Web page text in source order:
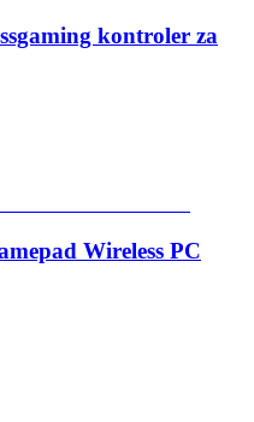
kontroler za
Wireless PC